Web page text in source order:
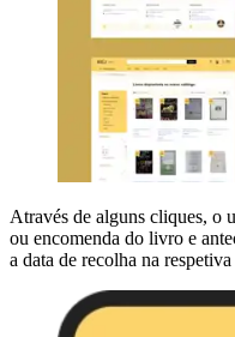
Através de alguns cliques, o
ou encomenda do livro e
a data de recolha na